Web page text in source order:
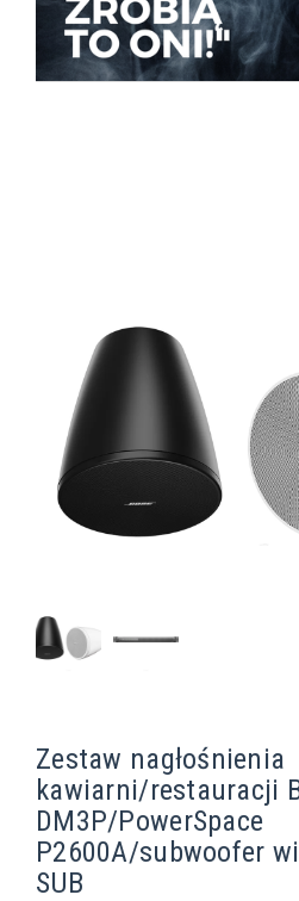
Zestaw nagłośnienia
kawiarni/restauracji
DM3P/PowerSpace
P2600A/subwoofer
SUB